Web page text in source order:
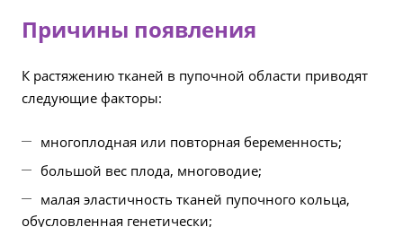
Причины появления
К растяжению тканей в пупочной области приводят
следующие факторы:
многоплодная или повторная беременность;
большой вес плода, многоводие;
малая эластичность тканей пупочного кольца,
обусловленная генетически;